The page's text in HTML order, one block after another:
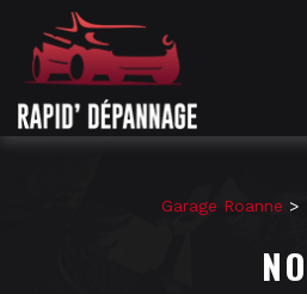
Garage Roanne
Panneau de gestion des cookies